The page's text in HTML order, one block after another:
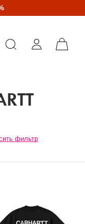
фильтр